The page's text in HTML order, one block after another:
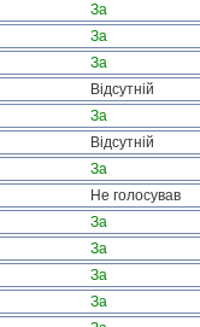
За
За
За
Відсутній
За
Відсутній
За
Не голосував
За
За
За
За